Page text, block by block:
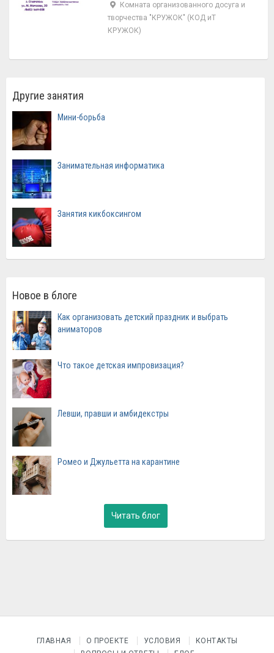
Комната организованного досуга и
творчества "КРУЖОК" (КОД иТ
КРУЖОК)
Другие занятия
Мини-борьба
Занимательная информатика
Занятия кикбоксингом
Новое в блоге
Как организовать детский праздник и выбрать
аниматоров
Что такое детская импровизация?
Левши, правши и амбидекстры
Ромео и Джульетта на карантине
Читать блог
ГЛАВНАЯ О ПРОЕКТЕ УСЛОВИЯ
КОНТАКТЫ